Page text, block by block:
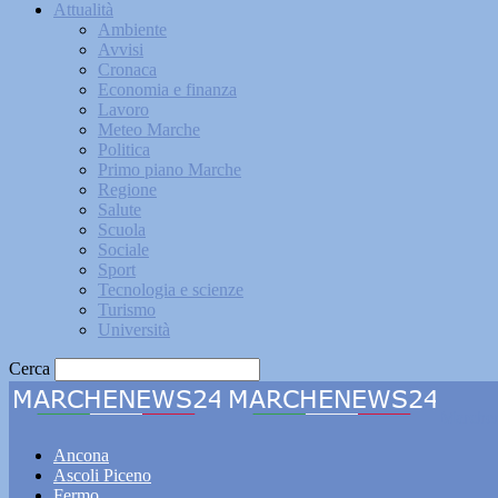
Attualità
Ambiente
Avvisi
Cronaca
Economia e finanza
Lavoro
Meteo Marche
Politica
Primo piano Marche
Regione
Salute
Scuola
Sociale
Sport
Tecnologia e scienze
Turismo
Università
Cerca
Ancona
Ascoli Piceno